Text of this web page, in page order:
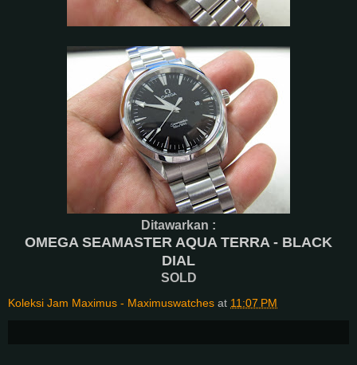
Ditawarkan :
OMEGA SEAMASTER AQUA TERRA - BLACK
DIAL
SOLD
Koleksi Jam Maximus - Maximuswatches at 11:07 PM